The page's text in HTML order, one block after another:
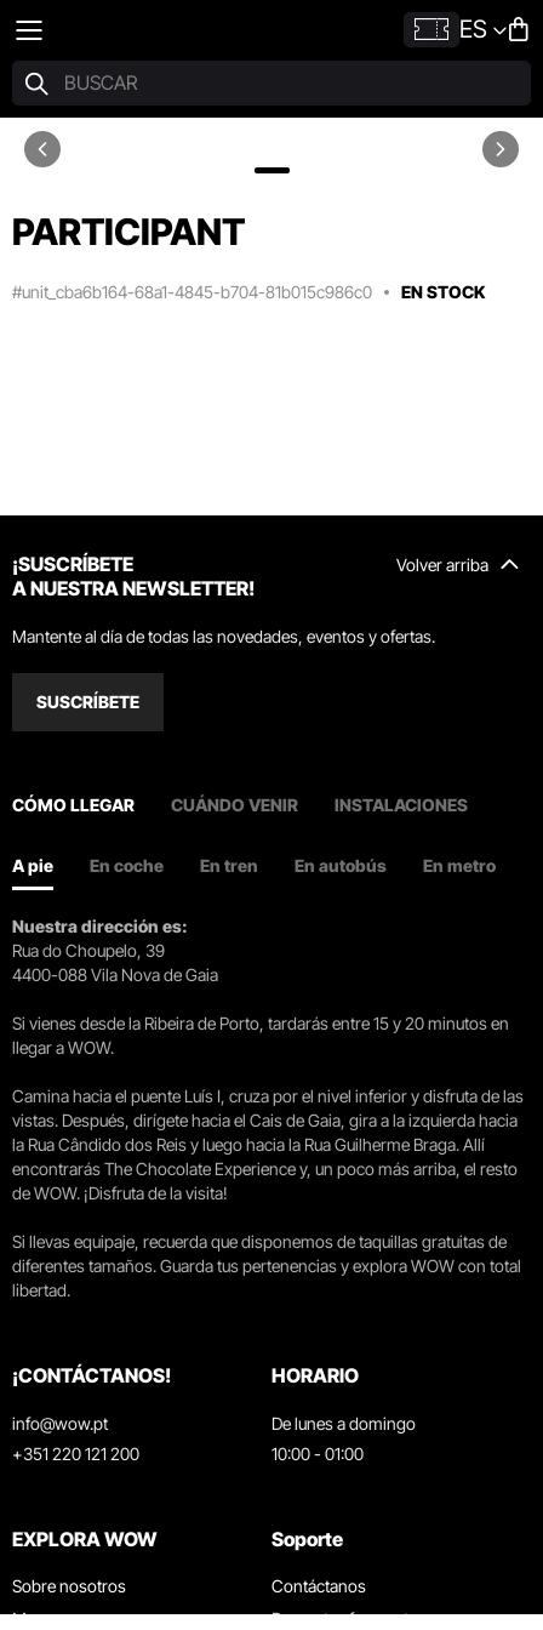
ES
PARTICIPANT
#unit_cba6b164-68a1-4845-b704-81b015c986c0 EN STOCK
Volver arriba
¡SUSCRÍBETE
A NUESTRA NEWSLETTER!
Mantente al día de todas las novedades, eventos y ofertas.
SUSCRÍBETE
CÓMO LLEGAR CUÁNDO VENIR INSTALACIONES
A pie En coche En tren En autobús En metro
Nuestra dirección es:
Rua do Choupelo, 39
4400-088 Vila Nova de Gaia
Si vienes desde la Ribeira de Porto, tardarás entre 15 y 20 minutos en
llegar a WOW.
Camina hacia el puente Luís I, cruza por el nivel inferior y disfruta de las
vistas. Después, dirígete hacia el Cais de Gaia, gira a la izquierda hacia
la Rua Cândido dos Reis y luego hacia la Rua Guilherme Braga. Allí
encontrarás The Chocolate Experience y, un poco más arriba, el resto
de WOW. ¡Disfruta de la visita!
Si llevas equipaje, recuerda que disponemos de taquillas gratuitas de
diferentes tamaños. Guarda tus pertenencias y explora WOW con total
libertad.
¡CONTÁCTANOS!
info@wow.pt
+351 220 121 200
HORARIO
De lunes a domingo
10:00 - 01:00
EXPLORA WOW
Sobre nosotros
Museos
Soporte
Contáctanos
Preguntas frecuentes